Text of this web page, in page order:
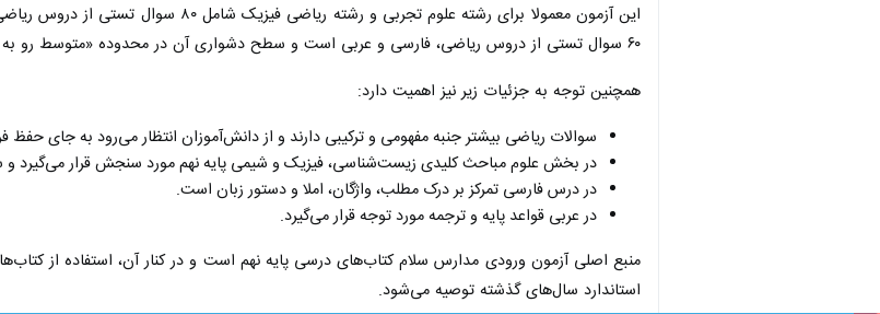
این آزمون معمولا برای رشته علوم
۶۰ سوال تستی از دروس ریاضی، فارسی و عربی است و سطح دشواری آن در محدوده «متوسط رو به بالا» تعریف می‌شود.
همچنین توجه به جزئیات زیر نیز اهمیت دارد:
سوالات ریاضی بیشتر جنبه مفهومی و ترکیبی دارند و از دانش‌آموزان انتظار می‌رود به جای حفظ
در بخش علوم مباحث کلیدی زیست‌شناسی، فیزیک و شیمی پایه نهم مورد سنجش قرار می‌گیرد و
در درس فارسی تمرکز بر درک مطلب، واژگان، املا و دستور زبان است.
در عربی قواعد پایه و ترجمه مورد توجه قرار می‌گیرد.
منبع اصلی آزمون ورودی مدارس سلام کتاب‌های درسی پایه نهم است و در کنار آن، استفاده از
استاندارد سال‌های گذشته توصیه می‌شود.